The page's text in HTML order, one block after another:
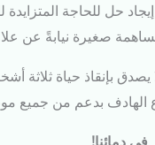
حل للحاجة المتزايدة
صغيرة نيابةً عن
يصدق بإنقاذ حياة ثلاثة
الهادف بدعم من جميع